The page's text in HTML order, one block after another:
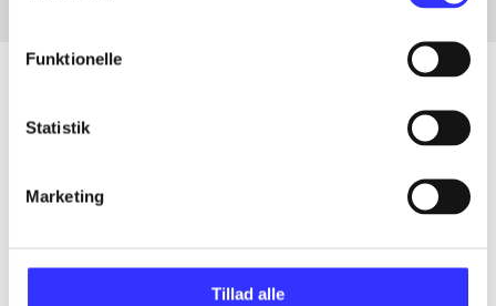
Funktionelle
Statistik
Marketing
Tillad alle